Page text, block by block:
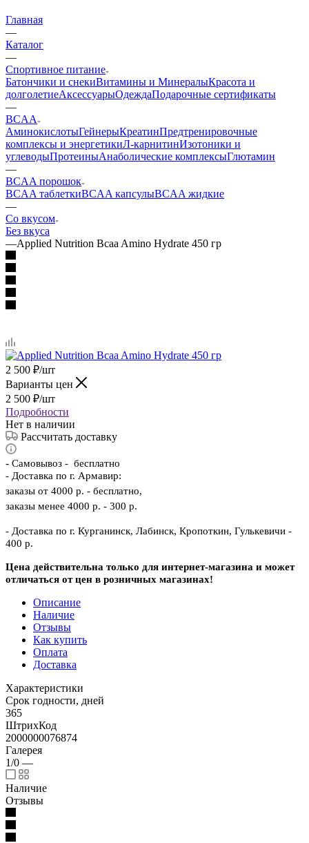
Главная
—
Каталог
—
Спортивное питание
Батончики и снекиВитамины и МинералыКрасота и
долголетиеАксессуарыОдеждаПодарочные сертификаты
—
BCAA
АминокислотыГейнерыКреатинПредтренировочные
комплексы и энергетикиЛ-карнитинИзотоники и
углеводыПротеиныАнаболические комплексыГлютамин
—
BCAA порошок
BCAA таблеткиBCAA капсулыBCAA жидкие
—
Со вкусом
Без вкуса
—Applied Nutrition Bcaa Amino Hydrate 450 гр
2 500 ₽/шт
Варианты цен
2 500 ₽/шт
Подробности
Нет в наличии
Рассчитать доставку
- Самовывоз - бесплатно
- Доставка по г. Армавир:
заказы от 4000 р. - бесплатно,
заказы менее 4000 р. - 300 р.
- Доставка по г. Курганинск, Лабинск, Кропоткин, Гулькевичи -
400 р.
Цена действительна только для интернет-магазина и может
отличаться от цен в розничных магазинах!
Описание
Наличие
Отзывы
Как купить
Оплата
Доставка
Характеристики
Срок годности, дней
365
ШтрихКод
2000000076874
Галерея
1/0 —
Наличие
Отзывы